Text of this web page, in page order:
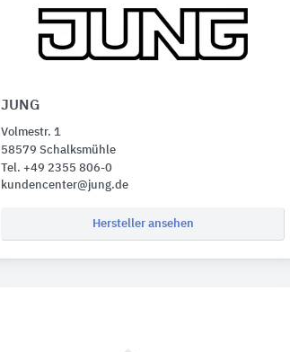
JUNG
Volmestr. 1
58579 Schalksmühle
Tel. +49 2355 806-0
kundencenter@jung.de
Hersteller ansehen